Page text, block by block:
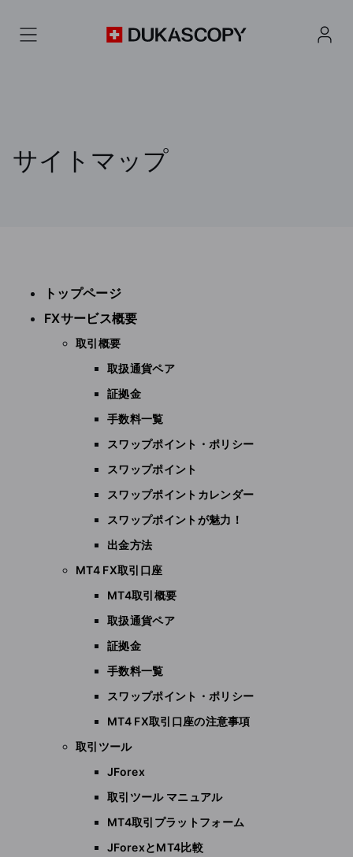
サイトマップ
トップページ
FXサービス概要
取引概要
取扱通貨ペア
証拠金
手数料一覧
スワップポイント・ポリシー
スワップポイント
スワップポイントカレンダー
スワップポイントが魅力！
出金方法
MT4 FX取引口座
MT4取引概要
取扱通貨ペア
証拠金
手数料一覧
スワップポイント・ポリシー
MT4 FX取引口座の注意事項
取引ツール
JForex
取引ツール マニュアル
MT4取引プラットフォーム
JForexとMT4比較